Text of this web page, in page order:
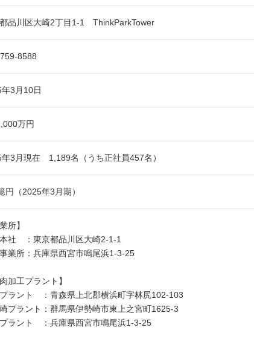
品川区大崎2丁目1-1 ThinkParkTower
8588
3月10日
万円
3月現在 1,189名（うち正社員457名）
円（2025年3月期）
所】
社 ：東京都品川区大崎2-1-1
業所：兵庫県西宮市鳴尾浜1-3-25
加工プラント】
ラント ：青森県上北郡横浜町字林尻102-103
プラント：群馬県伊勢崎市東上之宮町1625-3
ラント ：兵庫県西宮市鳴尾浜1-3-25